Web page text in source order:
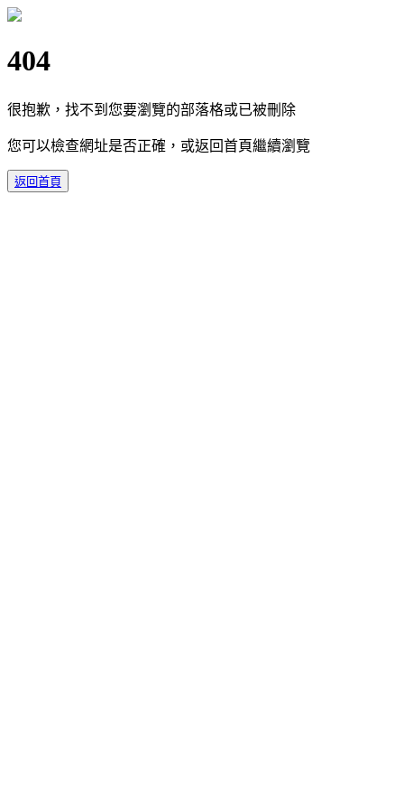
404
很抱歉，找不到您要瀏覽的部落格或已被刪除
您可以檢查網址是否正確，或返回首頁繼續瀏覽
返回首頁